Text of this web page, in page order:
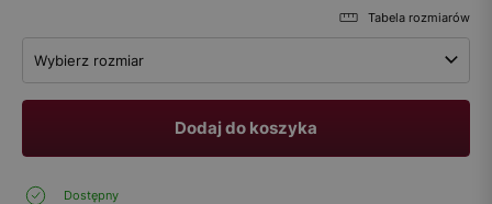
Tabela rozmiarów
Wybierz rozmiar
Dodaj do koszyka
Dostępny